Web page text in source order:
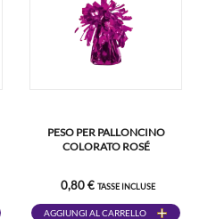
PESO PER PALLONCINO
COLORATO ROSÉ
0,80 € TASSE INCLUSE
AGGIUNGI AL CARRELLO